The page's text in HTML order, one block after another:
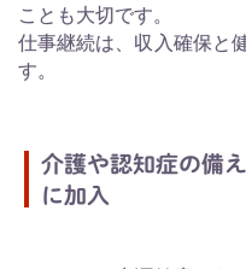
ことも大切です。
仕事継続は、収入確保と
す。
介護や認知症の備
に加入